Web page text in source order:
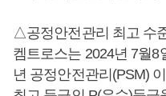
△공정안전관리 최고 수
켐트로스는 2024년 7월
년 공정안전관리(PSM)